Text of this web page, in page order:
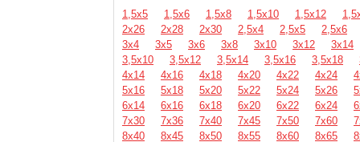
1,5х5 1,5х6 1,5х8 1,5х10 1,5х12
2х26
2х28 2х30 2,5х4 2,5х5
2,5х6
3х4
3х5 3х6 3х8 3х10 3х12
3х14
3,5х10
3,5х12 3,5х14 3,5х16 3,5х18
4х14
4х16 4х18 4х20 4х22 4х24
5х16
5х18 5х20 5х22 5х24 5х26
6х14
6х16 6х18 6х20 6х22 6х24
7х30
7х36 7х40 7х45 7х50 7х60
8х40
8х45 8х50 8х55 8х60 8х65